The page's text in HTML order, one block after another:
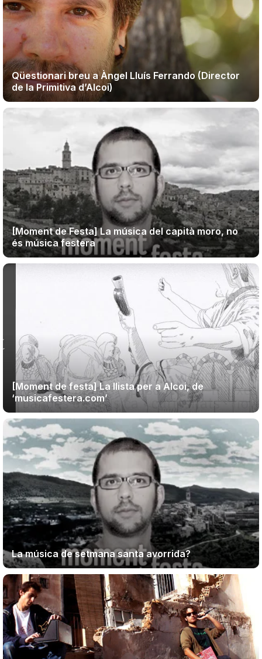
Qüestionari breu a Àngel Lluís Ferrando (Director
de la Primitiva d’Alcoi)
[Moment de Festa] La música del capità moro, no
és música festera
[Moment de festa] La llista per a Alcoi, de
‘musicafestera.com’
La música de setmana santa avorrida?